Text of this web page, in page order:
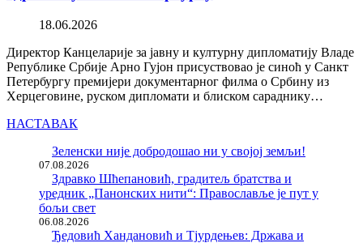
18.06.2026
Директор Канцеларије за јавну и културну дипломатију Владе
Републике Србије Арно Гујон присуствовао је синоћ у Санкт
Петербургу премијери документарног филма о Србину из
Херцеговине, руском дипломати и блиском сараднику…
НАСТАВАК
Зеленски није добродошао ни у својој земљи!
07.08.2026
Здравко Шћепановић, градитељ братства и
уредник „Панонских нити“: Православље је пут у
бољи свет
06.08.2026
Ђедовић Хандановић и Тјурдењев: Држава и